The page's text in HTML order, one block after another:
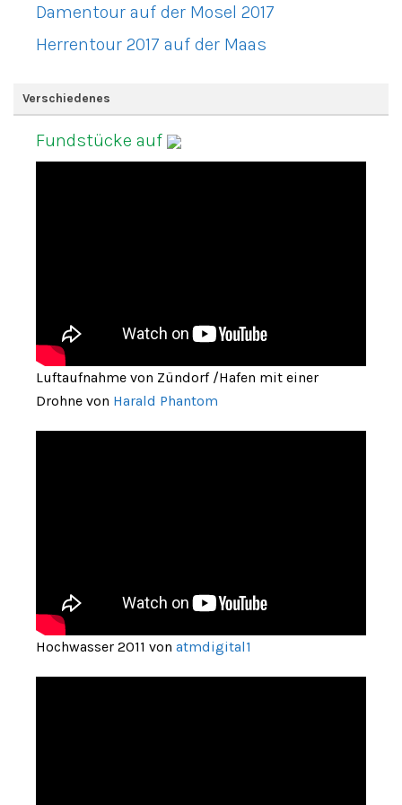
Damentour auf der Mosel 2017
Herrentour 2017 auf der Maas
Verschiedenes
Fundstücke auf
Luftaufnahme von Zündorf /Hafen mit einer
Drohne von Harald Phantom
Hochwasser 2011 von atmdigital1